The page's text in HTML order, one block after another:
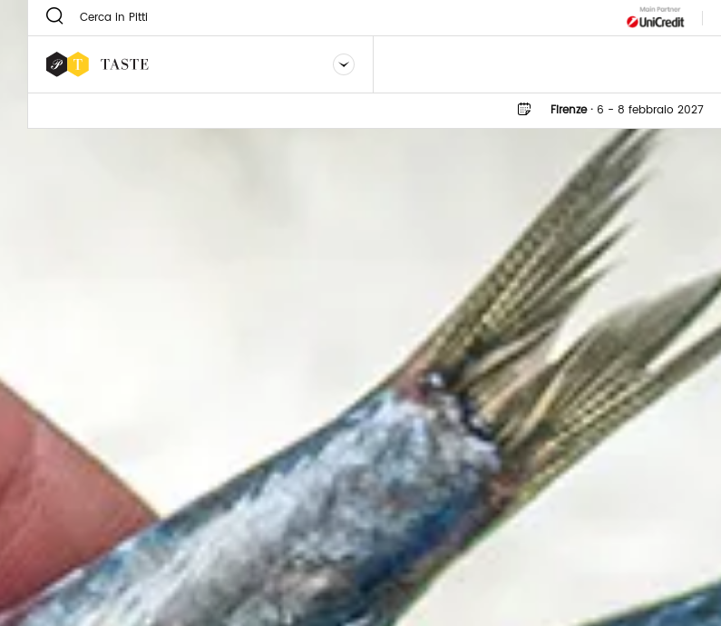
Firenze· 6 - 8 febbraio 2027